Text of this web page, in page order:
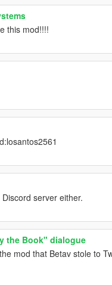
this mod!!!!
server either.
the Book" dialogue
mod that Betav stole to